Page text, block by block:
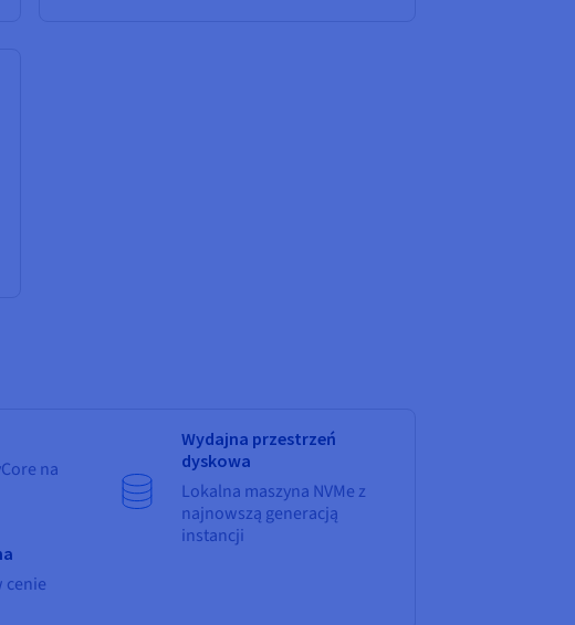
na
cenie
Wydajna przestrzeń
dyskowa
Lokalna maszyna NVMe z
najnowszą generacją
instancji